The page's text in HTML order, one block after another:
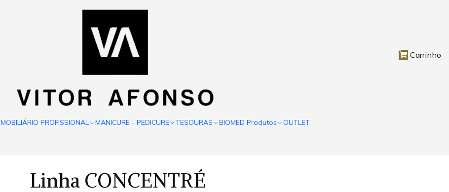
Carrinho
MOBILIÁRIO PROFISSIONAL MANICURE - PEDICURE TESOURAS BIOMED Produtos OUTLET
Linha CONCENTRÉ